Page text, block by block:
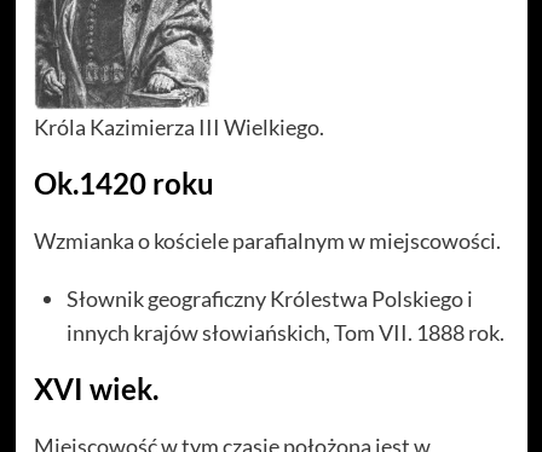
Króla Kazimierza III Wielkiego.
Ok.1420 roku
Wzmianka o kościele parafialnym w miejscowości.
Słownik geograficzny Królestwa Polskiego i
innych krajów słowiańskich, Tom VII. 1888 rok.
XVI wiek.
Miejscowość w tym czasie położona jest w